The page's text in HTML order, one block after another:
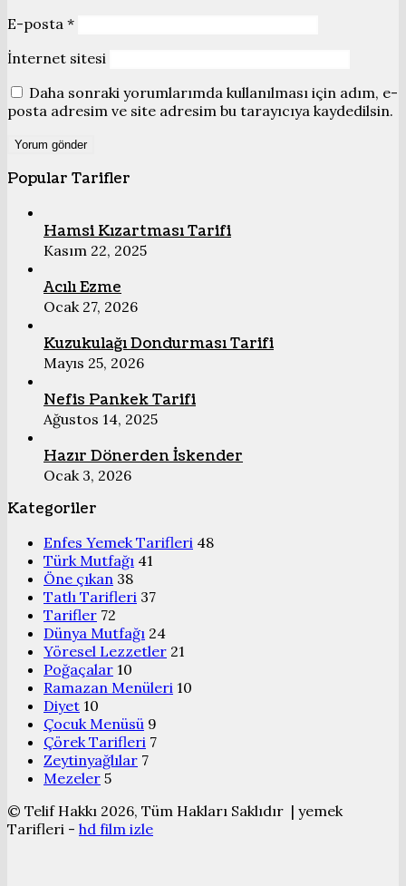
E-posta *
İnternet sitesi
Daha sonraki yorumlarımda kullanılması için adım, e-
posta adresim ve site adresim bu tarayıcıya kaydedilsin.
Popular Tarifler
Hamsi Kızartması Tarifi
Kasım 22, 2025
Acılı Ezme
Ocak 27, 2026
Kuzukulağı Dondurması Tarifi
Mayıs 25, 2026
Nefis Pankek Tarifi
Ağustos 14, 2025
Hazır Dönerden İskender
Ocak 3, 2026
Kategoriler
Enfes Yemek Tarifleri 48
Türk Mutfağı 41
Öne çıkan 38
Tatlı Tarifleri 37
Tarifler 72
Dünya Mutfağı 24
Yöresel Lezzetler 21
Poğaçalar 10
Ramazan Menüleri 10
Diyet 10
Çocuk Menüsü 9
Çörek Tarifleri 7
Zeytinyağlılar 7
Mezeler 5
© Telif Hakkı 2026, Tüm Hakları Saklıdır | yemek
Tarifleri - hd film izle